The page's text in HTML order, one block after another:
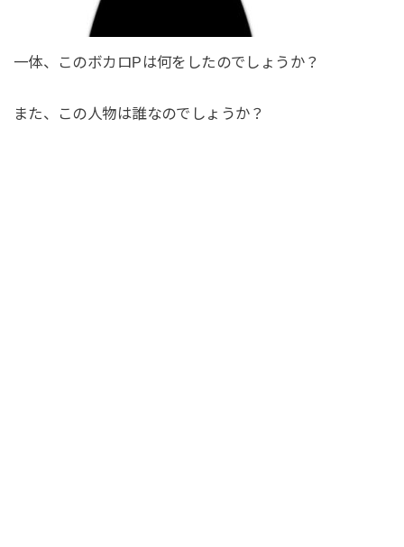
一体、このボカロPは何をしたのでしょうか？
また、この人物は誰なのでしょうか？